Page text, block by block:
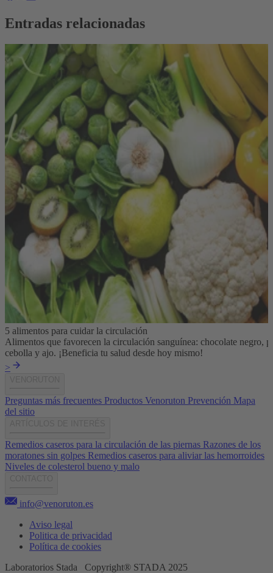
Entradas relacionadas
5 alimentos para cuidar la circulación
Alimentos que favorecen la circulación sanguínea: chocolate negro,
cebolla y ajo. ¡Beneficia tu salud desde hoy mismo!
>
Preguntas más frecuentes Productos Venoruton Prevención Mapa
del sitio
Remedios caseros para la circulación de las piernas Razones de los
moratones sin golpes Remedios caseros para aliviar las hemorroides
Niveles de colesterol bueno y malo
info@venoruton.es
Aviso legal
Politica de privacidad
Política de cookies
Laboratorios Stada Copyright® STADA 2025